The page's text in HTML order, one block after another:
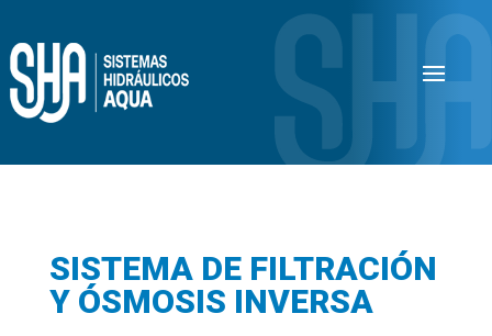
SISTEMA DE FILTRACIÓN
Y ÓSMOSIS INVERSA